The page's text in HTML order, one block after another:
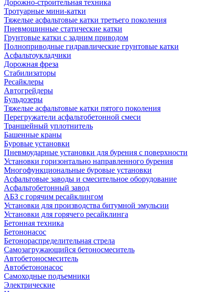
Дорожно-строительная техника
Тротуарные мини-катки
Тяжелые асфальтовые катки третьего поколения
Пневмошинные статические катки
Грунтовые катки с задним приводом
Полноприводные гидравлические грунтовые катки
Асфальтоукладчики
Дорожная фреза
Стабилизаторы
Ресайклеры
Автогрейдеры
Бульдозеры
Тяжелые асфальтовые катки пятого поколения
Перегружатели асфальтобетонной смеси
Траншейный уплотнитель
Башенные краны
Буровые установки
Пневмоударные установки для бурения с поверхности
Установки горизонтально направленного бурения
Многофункциональные буровые установки
Асфальтовые заводы и смесительное оборудование
Асфальтобетонный завод
АБЗ с горячим ресайклингом
Установки для производства битумной эмульсии
Установки для горячего ресайклинга
Бетонная техника
Бетононасос
Бетонораспределительная стрела
Самозагружающийся бетоносмеситель
Автобетоносмеситель
Автобетононасос
Самоходные подъемники
Электрические